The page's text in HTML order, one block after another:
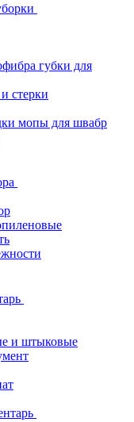
губки для
стерки
мопы для швабр
и штыковые